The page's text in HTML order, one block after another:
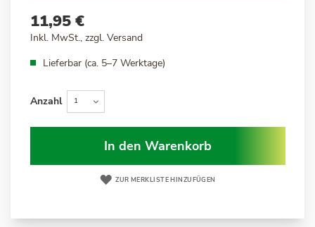
11,95 €
Inkl. MwSt., zzgl. Versand
Lieferbar (ca. 5–7 Werktage)
Anzahl
In den Warenkorb
ZUR MERKLISTE HINZUFÜGEN